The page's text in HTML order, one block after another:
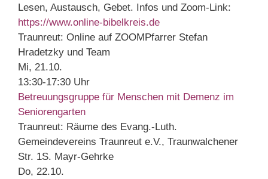
Lesen, Austausch, Gebet. Infos und Zoom-Link:
https://www.online-bibelkreis.de
Traunreut: Online auf ZOOMPfarrer Stefan
Hradetzky und Team
Mi, 21.10.
13:30-17:30 Uhr
Betreuungsgruppe für Menschen mit Demenz im
Seniorengarten
Traunreut: Räume des Evang.-Luth.
Gemeindevereins Traunreut e.V., Traunwalchener
Str. 1S. Mayr-Gehrke
Do, 22.10.